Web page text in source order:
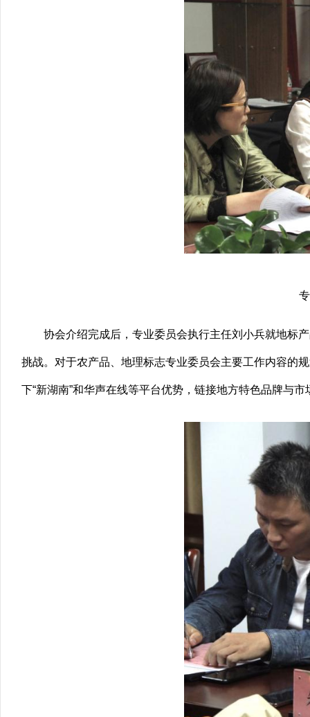
协会介绍完成后，专业委员会执行主任刘小兵就地标
挑战。对于农产品、地理标志专业委员会主要工作内容的
下“新湖南”和华声在线等平台优势，链接地方特色品牌与市